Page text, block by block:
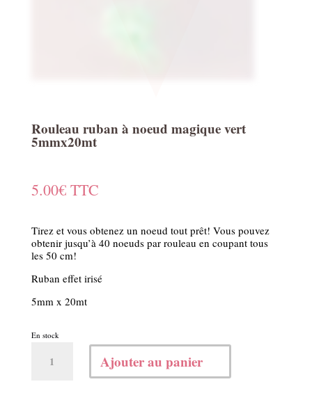
Rouleau ruban à noeud magique vert
5mmx20mt
5.00€ TTC
Tirez et vous obtenez un noeud tout prêt! Vous pouvez
obtenir jusqu’à 40 noeuds par rouleau en coupant tous
les 50 cm!
Ruban effet irisé
5mm x 20mt
En stock
Ajouter au panier